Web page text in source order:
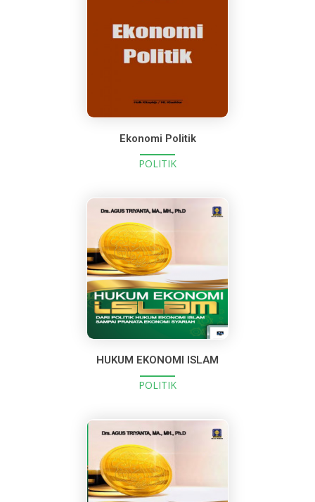
Ekonomi Politik
POLITIK
HUKUM EKONOMI ISLAM
POLITIK